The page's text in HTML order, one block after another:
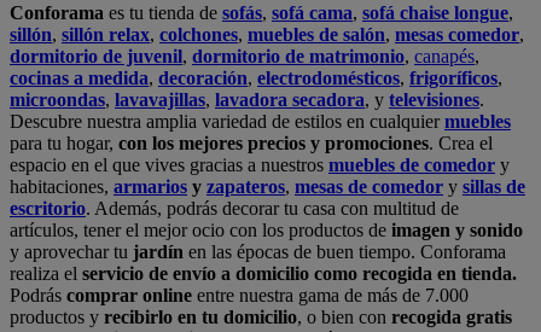
Conforama es tu tienda de sofás, sofá cama, sofá chaise longue,
sillón, sillón relax, colchones, muebles de salón, mesas comedor,
dormitorio de juvenil, dormitorio de matrimonio, canapés,
cocinas a medida, decoración, electrodomésticos, frigoríficos,
microondas, lavavajillas, lavadora secadora, y televisiones.
Descubre nuestra amplia variedad de estilos en cualquiermuebles
para tu hogar, con los mejores precios y promociones. Crea el
espacio en el que vives gracias a nuestros muebles de comedor y
habitaciones, armarios y zapateros, mesas de comedor y sillas de
escritorio. Además, podrás decorar tu casa con multitud de
artículos, tener el mejor ocio con los productos de imagen y sonido
y aprovechar tu jardín en las épocas de buen tiempo. Conforama
realiza el servicio de envío a domicilio como recogida en tienda.
Podrás comprar online entre nuestra gama de más de 7.000
productos y recibirlo en tu domicilio, o bien con recogida gratis